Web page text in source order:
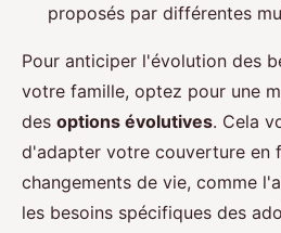
proposés par différentes
Pour anticiper l'évolution des
votre famille, optez pour une
des options évolutives. Cela
d'adapter votre couverture en
changements de vie, comme
les besoins spécifiques des